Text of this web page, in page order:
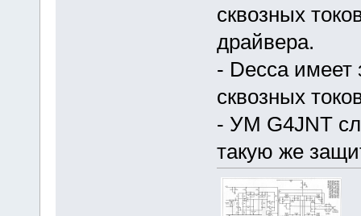
сквозных
драйвера.
- Decca имеет
сквозных
- УМ G4JNT
такую же